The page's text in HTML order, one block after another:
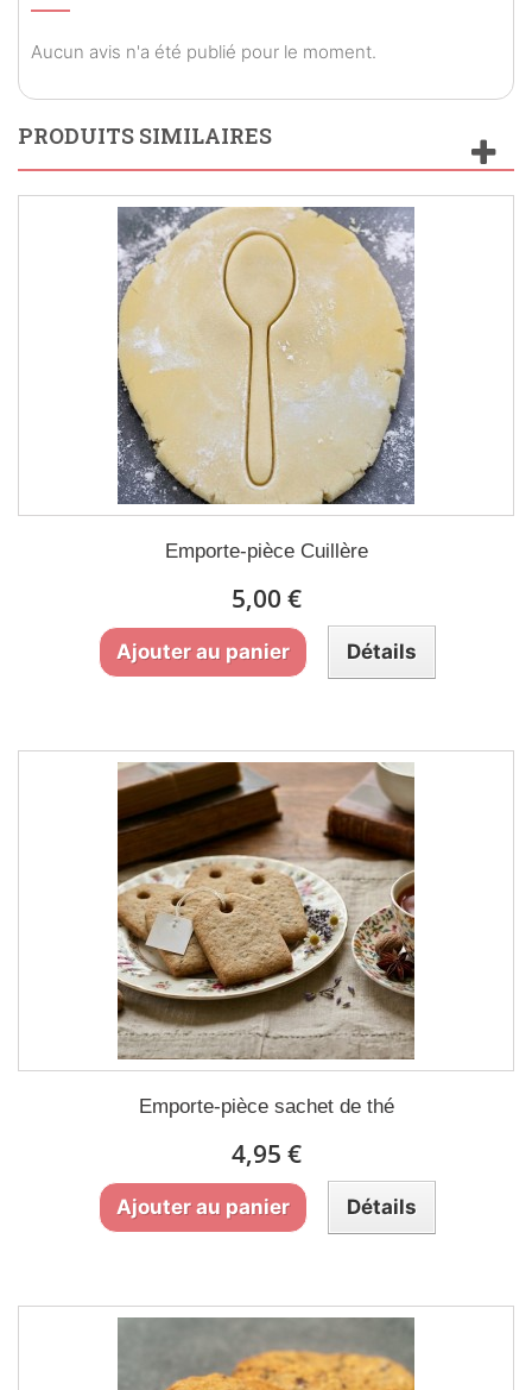
Aucun avis n'a été publié pour le moment.
PRODUITS SIMILAIRES
Emporte-pièce Cuillère
5,00 €
Ajouter au panier Détails
Emporte-pièce sachet de thé
4,95 €
Ajouter au panier Détails